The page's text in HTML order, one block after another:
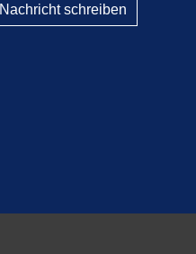
Nachricht schreiben